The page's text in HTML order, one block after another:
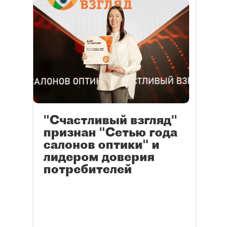
"Счастливый взгляд"
признан "Сетью года
салонов оптики" и
лидером доверия
потребителей